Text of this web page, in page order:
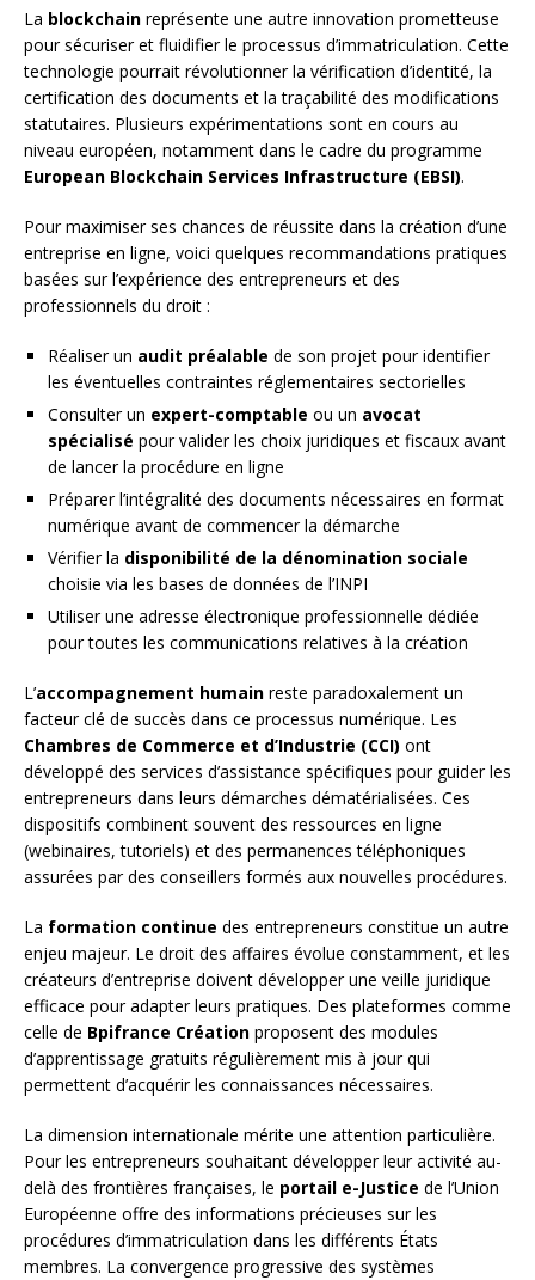
La blockchain représente une autre innovation prometteuse
pour sécuriser et fluidifier le processus d’immatriculation. Cette
technologie pourrait révolutionner la vérification d’identité, la
certification des documents et la traçabilité des modifications
statutaires. Plusieurs expérimentations sont en cours au
niveau européen, notamment dans le cadre du programme
European Blockchain Services Infrastructure (EBSI).
Pour maximiser ses chances de réussite dans la création d’une
entreprise en ligne, voici quelques recommandations pratiques
basées sur l’expérience des entrepreneurs et des
professionnels du droit :
Réaliser un audit préalable de son projet pour identifier
les éventuelles contraintes réglementaires sectorielles
Consulter un expert-comptable ou un avocat
spécialisé pour valider les choix juridiques et fiscaux avant
de lancer la procédure en ligne
Préparer l’intégralité des documents nécessaires en format
numérique avant de commencer la démarche
Vérifier la disponibilité de la dénomination sociale
choisie via les bases de données de l’INPI
Utiliser une adresse électronique professionnelle dédiée
pour toutes les communications relatives à la création
L’accompagnement humain reste paradoxalement un
facteur clé de succès dans ce processus numérique. Les
Chambres de Commerce et d’Industrie (CCI) ont
développé des services d’assistance spécifiques pour guider les
entrepreneurs dans leurs démarches dématérialisées. Ces
dispositifs combinent souvent des ressources en ligne
(webinaires, tutoriels) et des permanences téléphoniques
assurées par des conseillers formés aux nouvelles procédures.
La formation continue des entrepreneurs constitue un autre
enjeu majeur. Le droit des affaires évolue constamment, et les
créateurs d’entreprise doivent développer une veille juridique
efficace pour adapter leurs pratiques. Des plateformes comme
celle de Bpifrance Création proposent des modules
d’apprentissage gratuits régulièrement mis à jour qui
permettent d’acquérir les connaissances nécessaires.
La dimension internationale mérite une attention particulière.
Pour les entrepreneurs souhaitant développer leur activité au-
delà des frontières françaises, le portail e-Justice de l’Union
Européenne offre des informations précieuses sur les
procédures d’immatriculation dans les différents États
membres. La convergence progressive des systèmes